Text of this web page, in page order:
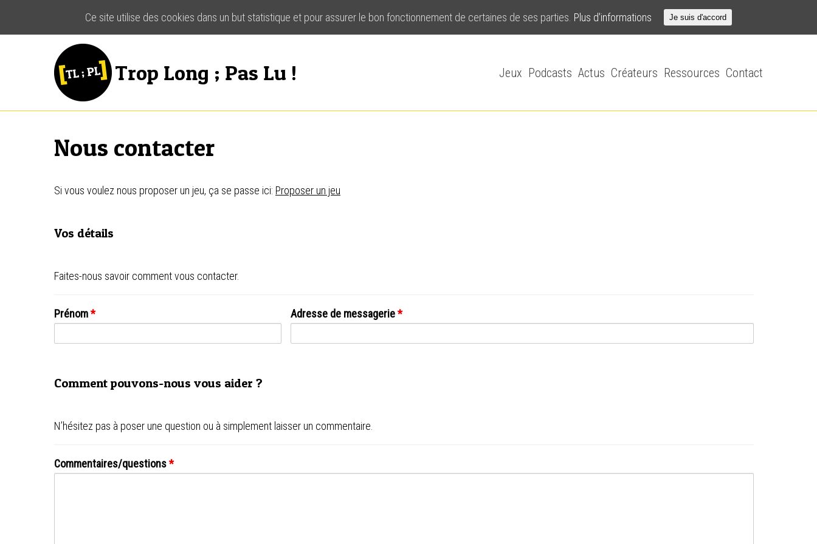
Trop Long ; Pas Lu ! Jeux Podcasts Actus Créateurs Ressources Contact
Nous contacter
Si vous voulez nous proposer un jeu, ça se passe ici: Proposer un jeu
Vos détails
Faites-nous savoir comment vous contacter.
Prénom* Adresse de messagerie*
Comment pouvons-nous vous aider ?
N’hésitez pas à poser une question ou à simplement laisser un commentaire.
Commentaires/questions*
Ce site utilise des cookies dans un but statistique et pour assurer le bon fonctionnement de certaines de ses parties. Plus d'informations Je suis d'accord